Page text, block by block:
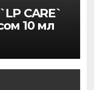
CARE`
10 мл